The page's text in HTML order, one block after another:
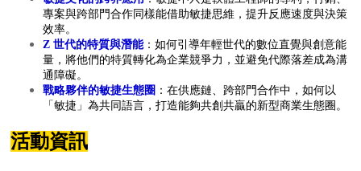
專案與跨部門合作同樣能借助敏捷思維，提升反應速度與決策
效率。
Z 世代的特質與潛能：如何引導年輕世代的數位直覺與創意能
量，將他們的特質轉化為企業競爭力，並避免代際落差成為溝
通障礙。
戰略夥伴的敏捷生態圈 ：在供應鏈、跨部門合作中，如何以
「敏捷」為共同語言，打造能夠共創共贏的新型商業生態圈。
活動資訊